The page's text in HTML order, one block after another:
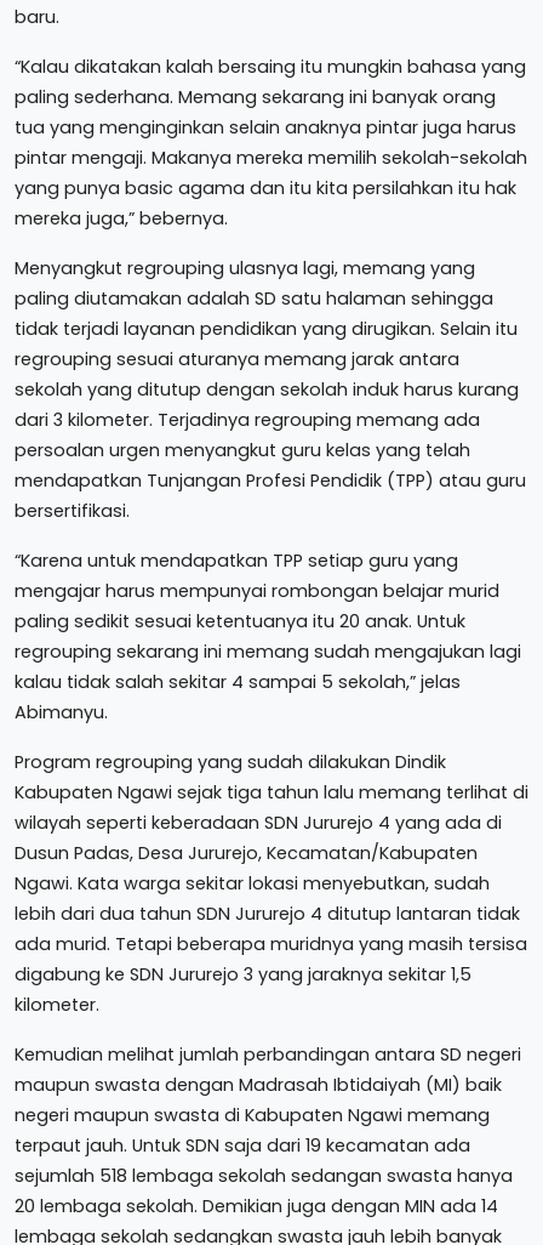
baru.
“Kalau dikatakan kalah bersaing itu mungkin bahasa yang
paling sederhana. Memang sekarang ini banyak orang
tua yang menginginkan selain anaknya pintar juga harus
pintar mengaji. Makanya mereka memilih sekolah-sekolah
yang punya basic agama dan itu kita persilahkan itu hak
mereka juga,” bebernya.
Menyangkut regrouping ulasnya lagi, memang yang
paling diutamakan adalah SD satu halaman sehingga
tidak terjadi layanan pendidikan yang dirugikan. Selain itu
regrouping sesuai aturanya memang jarak antara
sekolah yang ditutup dengan sekolah induk harus kurang
dari 3 kilometer. Terjadinya regrouping memang ada
persoalan urgen menyangkut guru kelas yang telah
mendapatkan Tunjangan Profesi Pendidik (TPP) atau guru
bersertifikasi.
“Karena untuk mendapatkan TPP setiap guru yang
mengajar harus mempunyai rombongan belajar murid
paling sedikit sesuai ketentuanya itu 20 anak. Untuk
regrouping sekarang ini memang sudah mengajukan lagi
kalau tidak salah sekitar 4 sampai 5 sekolah,” jelas
Abimanyu.
Program regrouping yang sudah dilakukan Dindik
Kabupaten Ngawi sejak tiga tahun lalu memang terlihat di
wilayah seperti keberadaan SDN Jururejo 4 yang ada di
Dusun Padas, Desa Jururejo, Kecamatan/Kabupaten
Ngawi. Kata warga sekitar lokasi menyebutkan, sudah
lebih dari dua tahun SDN Jururejo 4 ditutup lantaran tidak
ada murid. Tetapi beberapa muridnya yang masih tersisa
digabung ke SDN Jururejo 3 yang jaraknya sekitar 1,5
kilometer.
Kemudian melihat jumlah perbandingan antara SD negeri
maupun swasta dengan Madrasah Ibtidaiyah (MI) baik
negeri maupun swasta di Kabupaten Ngawi memang
terpaut jauh. Untuk SDN saja dari 19 kecamatan ada
sejumlah 518 lembaga sekolah sedangan swasta hanya
20 lembaga sekolah. Demikian juga dengan MIN ada 14
lembaga sekolah sedangkan swasta jauh lebih banyak